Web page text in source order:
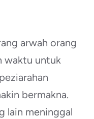
arwah orang
waktu untuk
bermakna.
lain meninggal